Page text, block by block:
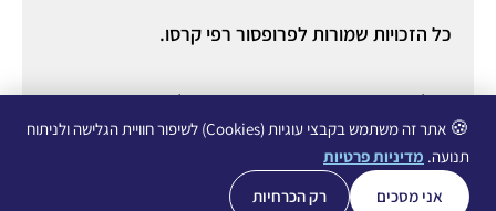
כל הזכויות שמורות לפרופסור רפי קרסו.
ניהול ואחסון אתר:יניב מורוזובסקי○ ניהול תוכן ורשתות
חברתיות:עופרי גליכמן ○הצהרת נגישות○מדיניות פרטיות 🍪
אתר זה משתמש בקבצי עוגיות (Cookies) לשיפור חוויית הגלישה ולניתוח
תנועה. מדיניות פרטיות
אני מסכים
רק הכרחיות